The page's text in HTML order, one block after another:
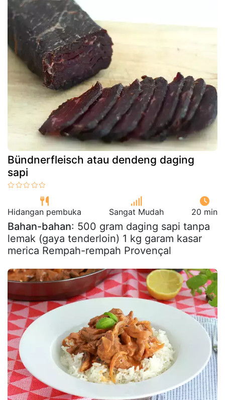
Bündnerfleisch atau dendeng daging
sapi
Hidangan pembuka Sangat Mudah 20 min
Bahan-bahan: 500 gram daging sapi tanpa
lemak (gaya tenderloin) 1 kg garam kasar
merica Rempah-rempah Provençal